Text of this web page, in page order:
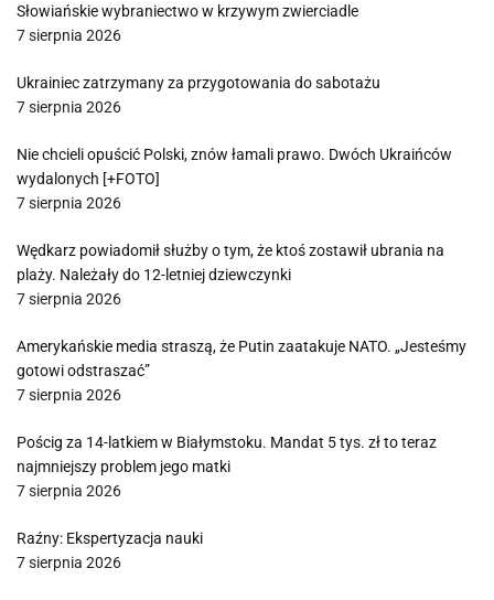
Słowiańskie wybraniectwo w krzywym zwierciadle
7 sierpnia 2026
Ukrainiec zatrzymany za przygotowania do sabotażu
7 sierpnia 2026
Nie chcieli opuścić Polski, znów łamali prawo. Dwóch Ukraińców
wydalonych [+FOTO]
7 sierpnia 2026
Wędkarz powiadomił służby o tym, że ktoś zostawił ubrania na
plaży. Należały do 12-letniej dziewczynki
7 sierpnia 2026
Amerykańskie media straszą, że Putin zaatakuje NATO. „Jesteśmy
gotowi odstraszać”
7 sierpnia 2026
Pościg za 14-latkiem w Białymstoku. Mandat 5 tys. zł to teraz
najmniejszy problem jego matki
7 sierpnia 2026
Raźny: Ekspertyzacja nauki
7 sierpnia 2026